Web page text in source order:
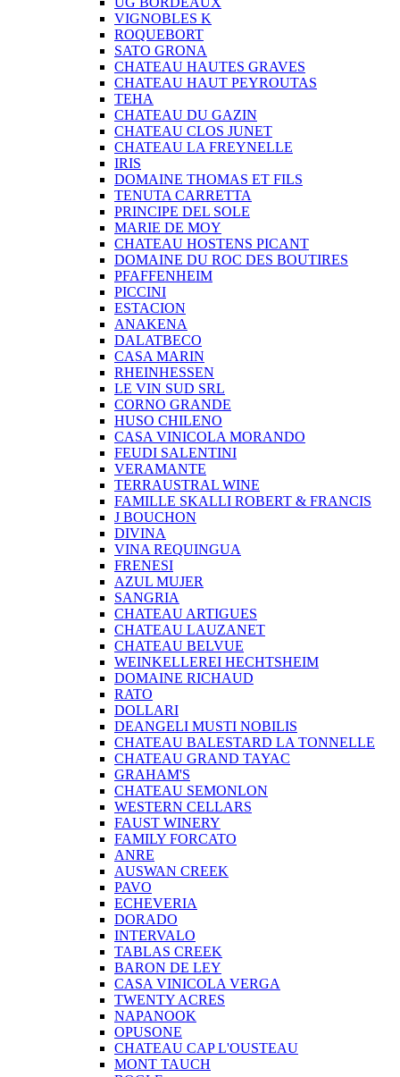
VIGNOBLES K
ROQUEBORT
SATO GRONA
CHATEAU HAUTES GRAVES
CHATEAU HAUT PEYROUTAS
TEHA
CHATEAU DU GAZIN
CHATEAU CLOS JUNET
CHATEAU LA FREYNELLE
IRIS
DOMAINE THOMAS ET FILS
TENUTA CARRETTA
PRINCIPE DEL SOLE
MARIE DE MOY
CHATEAU HOSTENS PICANT
DOMAINE DU ROC DES BOUTIRES
PFAFFENHEIM
PICCINI
ESTACION
ANAKENA
DALATBECO
CASA MARIN
RHEINHESSEN
LE VIN SUD SRL
CORNO GRANDE
HUSO CHILENO
CASA VINICOLA MORANDO
FEUDI SALENTINI
VERAMANTE
TERRAUSTRAL WINE
FAMILLE SKALLI ROBERT & FRANCIS
J BOUCHON
DIVINA
VINA REQUINGUA
FRENESI
AZUL MUJER
SANGRIA
CHATEAU ARTIGUES
CHATEAU LAUZANET
CHATEAU BELVUE
WEINKELLEREI HECHTSHEIM
DOMAINE RICHAUD
RATO
DOLLARI
DEANGELI MUSTI NOBILIS
CHATEAU BALESTARD LA TONNELLE
CHATEAU GRAND TAYAC
GRAHAM'S
CHATEAU SEMONLON
WESTERN CELLARS
FAUST WINERY
FAMILY FORCATO
ANRE
AUSWAN CREEK
PAVO
ECHEVERIA
DORADO
INTERVALO
TABLAS CREEK
BARON DE LEY
CASA VINICOLA VERGA
TWENTY ACRES
NAPANOOK
OPUSONE
CHATEAU CAP L'OUSTEAU
MONT TAUCH